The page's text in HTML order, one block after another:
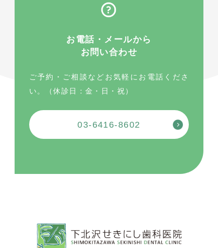
お電話・メールから
お問い合わせ
ご予約・ご相談などお気軽にお電話くださ
い。（休診日：金・日・祝）
03-6416-8602